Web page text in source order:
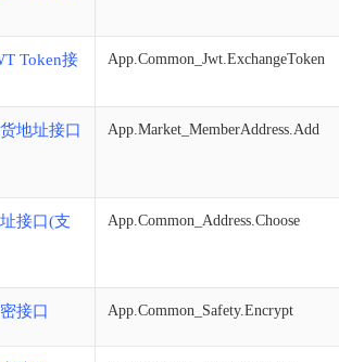
Token接
App.Common_Jwt.ExchangeToken
地址接口 App.Market_MemberAddress.Add
接口(支
App.Common_Address.Choose
接口 App.Common_Safety.Encrypt